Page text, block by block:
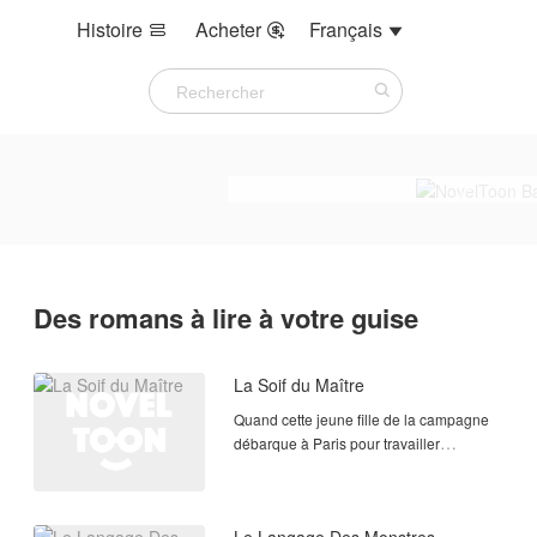
Histoire  Acheter  Français 
Des romans à lire à votre guise
La Soif du Maître
Quand cette jeune fille de la campagne
débarque à Paris pour travailler